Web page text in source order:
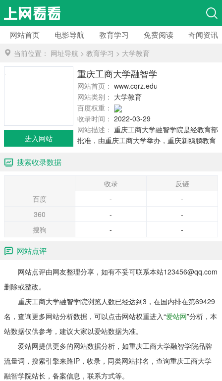
网站首页 电影导航 教育学习 免费阅读 奇闻资讯
当前位置： 网址导航 > 教育学习 > 大学教育
重庆工商大学融智学院
网站首页： www.cqrz.edu.cn
网站类别： 大学教育
百度权重：
收录时间： 2022-03-29
网站描述： 重庆工商大学融智学院是经教育部
批准，由重庆工商大学举办，重庆新鸥鹏教育
院新增列为学士学位授予单位。根据2017年4月
个职能部门和8个二级教学单位及2个直属教学
进入网站
搜索收录数据
收录
反链
百度
-
-
360
-
-
搜狗
- -
网站点评
网站点评由网友整理分享，如有不妥可联系本站123456@qq.com
删除或整改。
重庆工商大学融智学院浏览人数已经达到3，在国内排在第69429
名，查询更多网站分析数据，可以点击网站权重进入“爱站网”分析，本
站数据仅供参考，建议大家以爱站数据为准。
爱站网提供更多的网站数据分析，如重庆工商大学融智学院品牌
流量词，搜索引擎来路IP，收录，同类网站排名，查询重庆工商大学
融智学院站长，备案信息，联系方式等。